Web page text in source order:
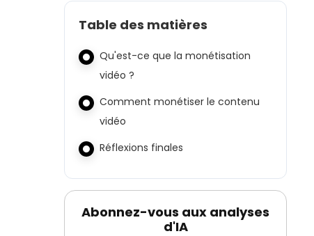
Table des matières
Qu'est-ce que la monétisation
vidéo ?
Comment monétiser le contenu
vidéo
Réflexions finales
Abonnez-vous aux analyses
d'IA